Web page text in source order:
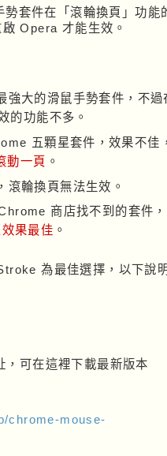
套件在「滾輪換頁」功能
Opera 才能生效。
強大的滑鼠手勢套件，不過
的功能不多。
五顆星套件，效果不佳
動一頁 。
滾輪換頁無法生效。
商店找不到的套件，
果最佳 。
為最佳選擇，以下說
可在這裡下載最新版本
chrome-mouse-